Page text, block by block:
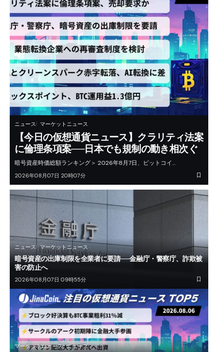
ニュース マーケットニュース
【今日の仮想通貨ニュース】クラリティ法案
に倫理条項案──日本でも規制の動き相次ぐ
暗号資産時価総額ランキング＞ 2026年8月7日、ビットコイ…
2026年08月07日 20時07分
ニュース マーケットニュース
暗号資産の出庫制限を全業者に要請──金融庁・警察庁、詐欺被
害の防止へ
2026年08月07日 09時55分
マーケットニュース ニュース